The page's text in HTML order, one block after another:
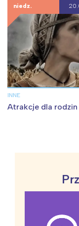
niedz.
INNE
Atrakcje dla rodzin
Warszawa